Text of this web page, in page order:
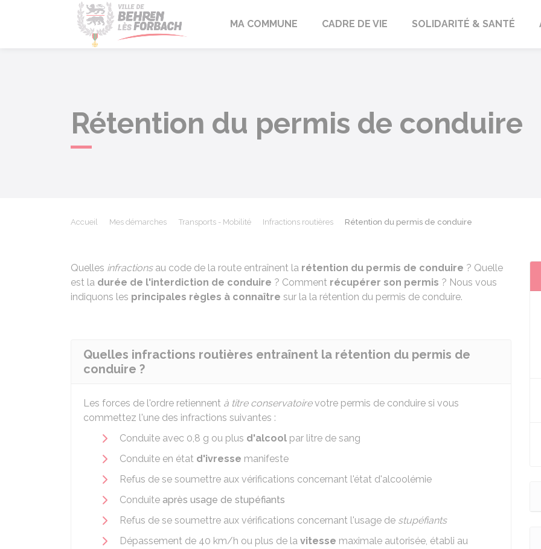
Behren-lès-Forbach
MA COMMUNE CADRE DE VIE SOLIDARITÉ & SANTÉ
Rétention du permis de conduire
Accueil Mes démarches Transports - Mobilité Infractions routières Rétention du permis de conduire
Quelles infractionsau code de la route entraînent la rétention du permis de conduire ? Quelle
est la durée de l'interdiction de conduire ? Comment récupérer son permis ? Nous vous
indiquons les principales règles à connaître sur la la rétention du permis de conduire.
Quelles infractions routières entraînent la rétention du permis de
conduire ?
Les forces de l'ordre retiennent à titre conservatoirevotre permis de conduire si vous
commettez l'une des infractions suivantes :
Conduite avec 0,8 g ou plus d'alcool par litre de sang
Conduite en état d'ivresse manifeste
Refus de se soumettre aux vérifications concernant l'état d'alcoolémie
Conduite après usage de stupéfiants
Refus de se soumettre aux vérifications concernant l'usage de stupéfiants
Dépassement de 40 km/h ou plus de la vitesse maximale autorisée, établi au